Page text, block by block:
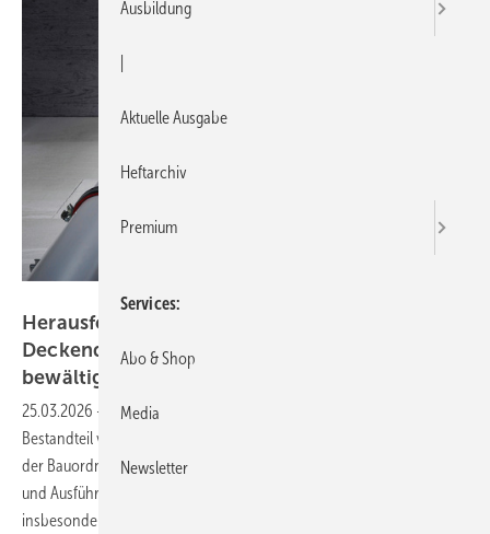
Herausforderungen bei Wand- und
Deckendurchführungen abnahmesicher
bewältigen
25.03.2026 -
Der bauliche Brandschutz ist ein wesentlicher
Bestandteil von Brandschutzkonzepten. Er dient dazu, die Schutzziele
der Bauordnung bzw. die entsprechenden Planungs-, Bemessungs-
und Ausführungsanforderungen zu erfüllen. Dazu gehört
insbesondere die Bildung brandschutztechnischer Einheiten durch
Ausbildung
Aktuelle Ausgabe
Heftarchiv
Premium
Services
Abo & Shop
Media
Newsletter